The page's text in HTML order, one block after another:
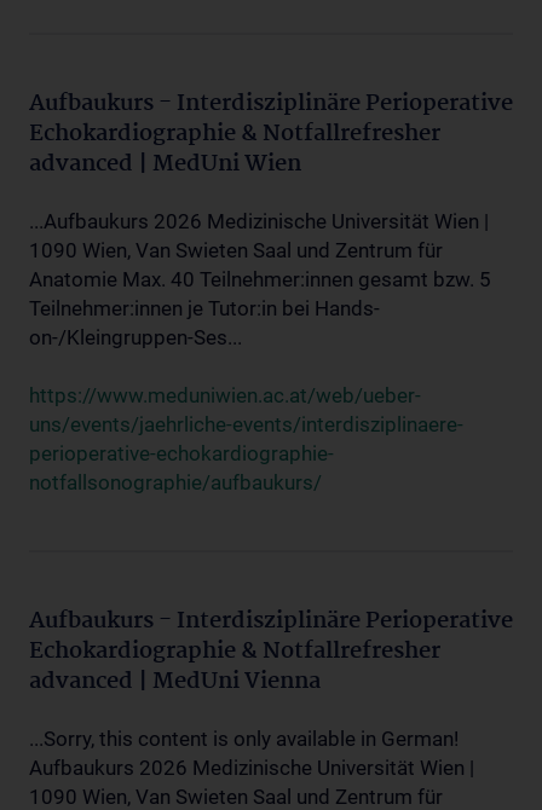
Aufbaukurs - Interdisziplinäre Perioperative
Echokardiographie & Notfallrefresher
advanced | MedUni Wien
...Aufbaukurs 2026 Medizinische Universität Wien |
1090 Wien, Van Swieten Saal und Zentrum für
Anatomie Max. 40 Teilnehmer:innen gesamt bzw. 5
Teilnehmer:innen je Tutor:in bei Hands-
on-/Kleingruppen-Ses...
https://www.meduniwien.ac.at/web/ueber-
uns/events/jaehrliche-events/interdisziplinaere-
perioperative-echokardiographie-
notfallsonographie/aufbaukurs/
Aufbaukurs - Interdisziplinäre Perioperative
Echokardiographie & Notfallrefresher
advanced | MedUni Vienna
...Sorry, this content is only available in German!
Aufbaukurs 2026 Medizinische Universität Wien |
1090 Wien, Van Swieten Saal und Zentrum für